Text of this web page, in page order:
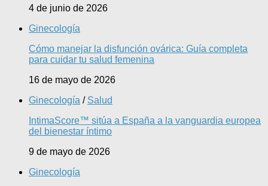
4 de junio de 2026
Ginecología
Cómo manejar la disfunción ovárica: Guía completa
para cuidar tu salud femenina
16 de mayo de 2026
Ginecología / Salud
IntimaScore™ sitúa a España a la vanguardia europea
del bienestar íntimo
9 de mayo de 2026
Ginecología